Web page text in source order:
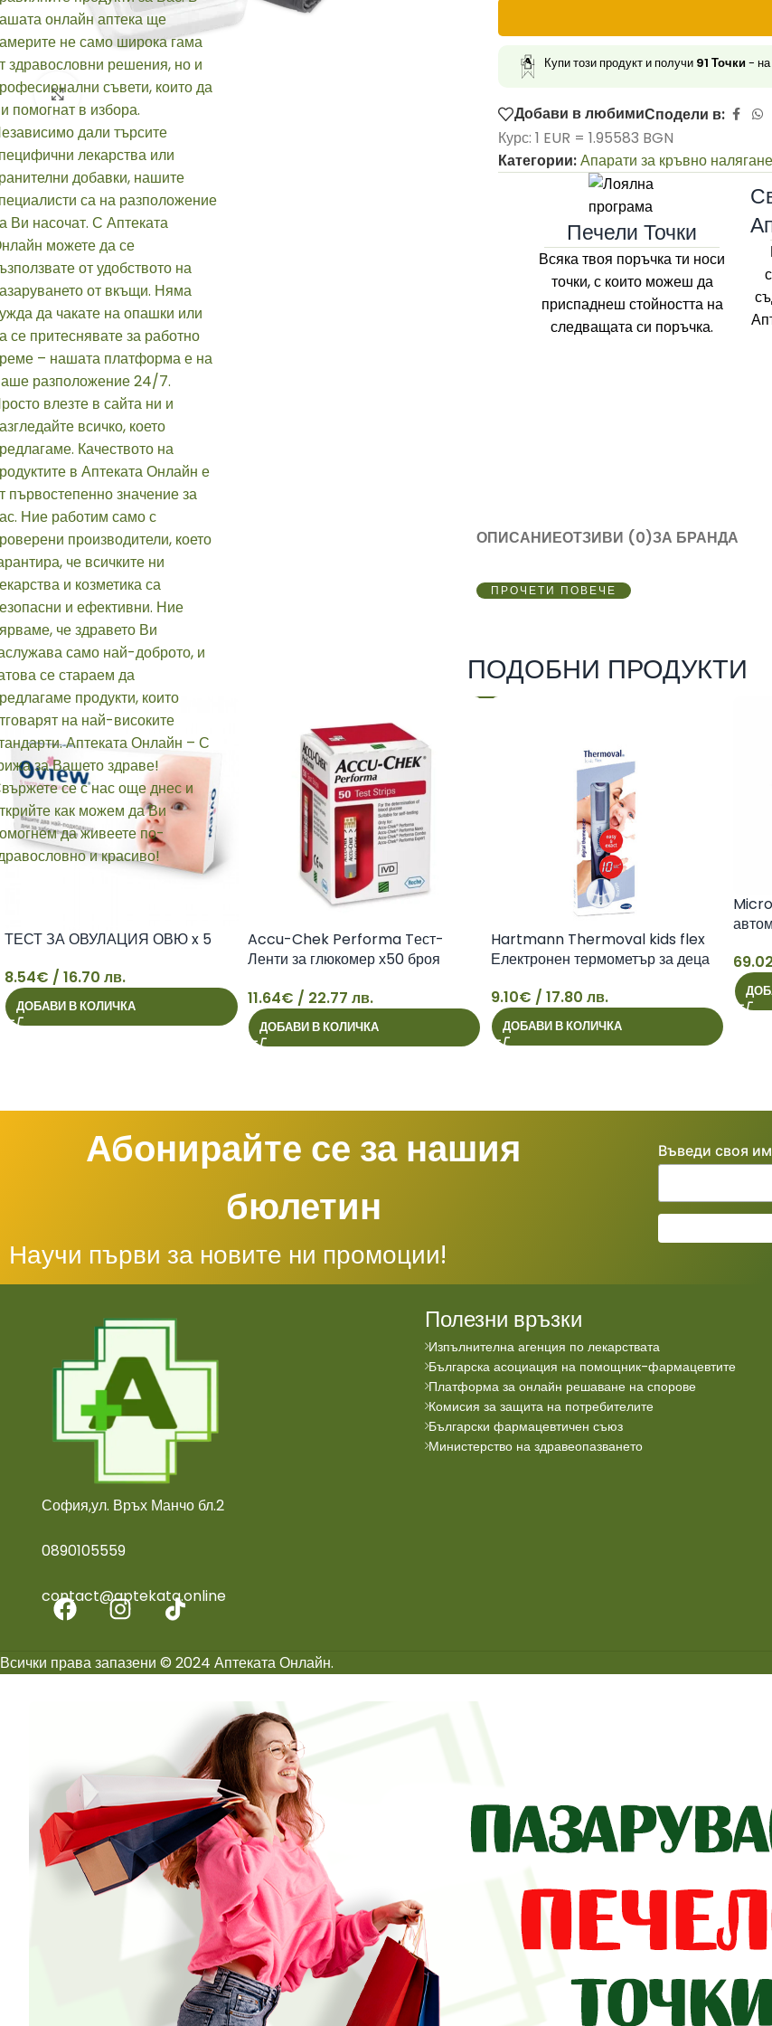
Click to enlarge
Купи този продукт и получи 91 Точки- на
Добави в любимиСподели в:
Курс: 1 EUR = 1.95583 BGN
Категории:Апарати за кръвно
Печели Точки
Всяка твоя поръчка ти носи
точки, с които можеш да
приспаднеш стойността на
следващата си поръчка.
ОПИСАНИЕОТЗИВИ (0)ЗА БРАНДА
ПРОЧЕТИ ПОВЕЧЕ
ПОДОБНИ ПРОДУКТИ
ТЕСТ ЗА ОВУЛАЦИЯ ОВЮ x 5
8.54€ / 16.70 лв.
ДОБАВИ В КОЛИЧКА
Accu-Chek Performa Tест-
Ленти за глюкомер х50 броя
11.64€ / 22.77 лв.
ДОБАВИ В КОЛИЧКА
Hartmann Thermoval kids flex
Електронен термометър за деца
9.10€ / 17.80 лв.
ДОБАВИ В КОЛИЧКА
69.02
Абонирайте се за нашия
бюлетин
Научи първи за новите ни промоции!
Въведи своя
София,ул. Връх Манчо бл.2
0890105559
contact@aptekata.online
Полезни връзки
Изпълнителна агенция по лекарствата
Българска асоциация на помощник-фармацевтите
Платформа за онлайн решаване на спорове
Комисия за защита на потребителите
Български фармацевтичен съюз
Министерство на здравеопазването
Всички права запазени © 2024 Аптеката Онлайн.